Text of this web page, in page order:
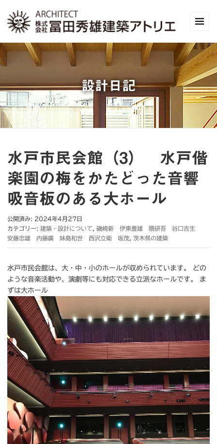
設計日記
水戸市民会館（3） 水戸偕
楽園の梅をかたどった音響
吸音板のある大ホール
公開済み: 2024年4月27日
カテゴリー: 建築・設計について
磯崎新 伊東豊雄 隈研吾 谷口吉生
安藤忠雄 内藤廣 妹島和世 西沢立衛 坂茂
茨木県の建築
水戸市民会館は、大・中・小のホールが収められています。 どの
ような音楽活動や、演劇等にも対応できる立派なホールです。 ま
ずは大ホール